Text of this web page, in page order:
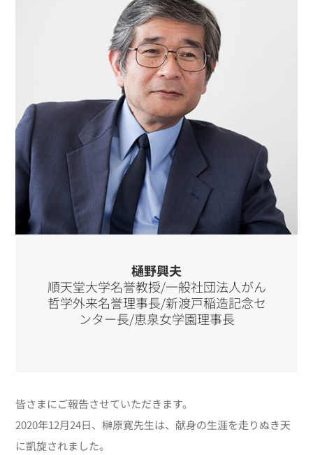
樋野興夫
順天堂大学名誉教授/一般社団法人がん
哲学外来名誉理事長/新渡戸稲造記念セ
ンター長/恵泉女学園理事長
皆さまにご報告させていただきます。
2020年12月24日、榊原寛先生は、献身の生涯を走りぬき天
に凱旋されました。